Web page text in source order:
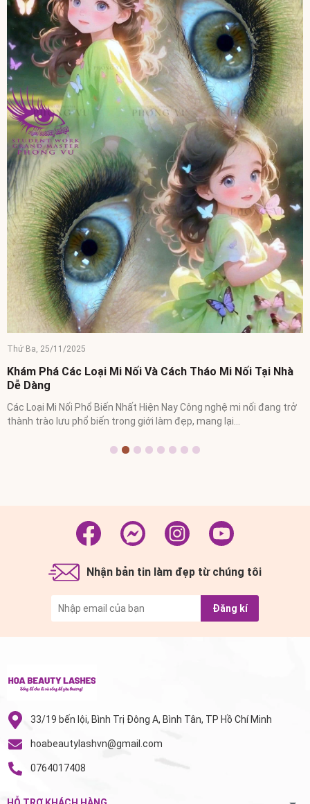
Tìm Hiểu Về Xu Hướng Nối Mi Tự Nhiên Đến Từ Xứ Sở Kim Chi Nối mi
tự nhiên đang được ưa chuộng, đặc biệt tại...
Nhận bản tin làm đẹp từ chúng tôi
Đăng kí
33/19 bến lội, Bình Trị Đông A, Bình Tân, TP Hồ Chí Minh
hoabeautylashvn@gmail.com
0764017408